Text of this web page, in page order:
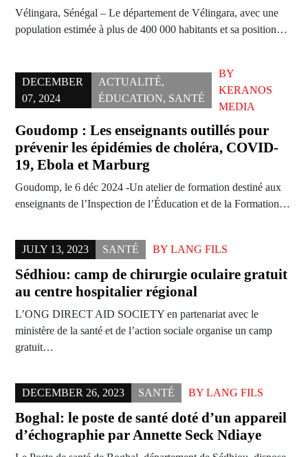
Vélingara, Sénégal – Le département de Vélingara, avec une
population estimée à plus de 400 000 habitants et sa position…
DECEMBER
07, 2024
ACTUALITÉ,
ÉDUCATION, SANTÉ
BY
KERANOS
MEDIA
Goudomp : Les enseignants outillés pour
prévenir les épidémies de choléra, COVID-
19, Ebola et Marburg
Goudomp, le 6 déc 2024 -Un atelier de formation destiné aux
enseignants de l’Inspection de l’Éducation et de la Formation…
JULY 13, 2023 SANTÉ BY LANG FILS
Sédhiou: camp de chirurgie oculaire gratuit
au centre hospitalier régional
L’ONG DIRECT AID SOCIETY en partenariat avec le
ministère de la santé et de l’action sociale organise un camp
gratuit…
DECEMBER 26, 2023 SANTÉ BY LANG FILS
Boghal: le poste de santé doté d’un appareil
d’échographie par Annette Seck Ndiaye